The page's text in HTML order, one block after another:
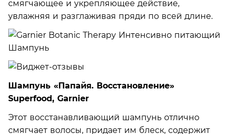
смягчающее и укрепляющее действие,
увлажняя и разглаживая пряди по всей длине.
Шампунь «Папайя. Восстановление»
Superfood, Garnier
Этот восстанавливающий шампунь отлично
смягчает волосы, придает им блеск, содержит